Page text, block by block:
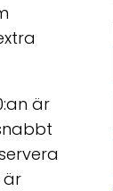
är
är